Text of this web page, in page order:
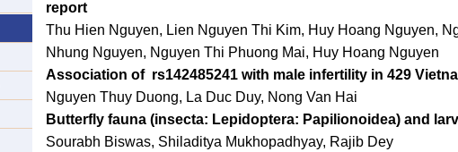
report
Thu Hien Nguyen, Lien Nguyen Thi Kim, Huy Hoang Nguyen,
Nhung Nguyen, Nguyen Thi Phuong Mai, Huy Hoang Nguyen
Association of rs142485241 with male infertility in 429
Nguyen Thuy Duong, La Duc Duy, Nong Van Hai
Butterfly fauna (insecta: Lepidoptera: Papilionoidea) and
Sourabh Biswas, Shiladitya Mukhopadhyay, Rajib Dey